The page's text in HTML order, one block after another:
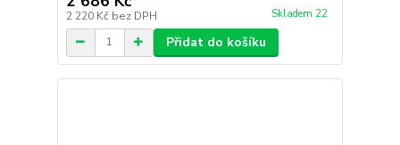
2 220 Kč bez DPH Skladem 22
Přidat do košíku